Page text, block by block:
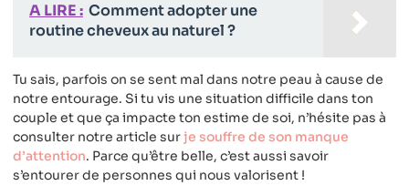
A LIRE : Comment adopter une
routine cheveux au naturel ?
Tu sais, parfois on se sent mal dans notre peau à cause de
notre entourage. Si tu vis une situation difficile dans ton
couple et que ça impacte ton estime de soi, n’hésite pas à
consulter notre article surje souffre de son manque
d’attention. Parce qu’être belle, c’est aussi savoir
s’entourer de personnes qui nous valorisent !